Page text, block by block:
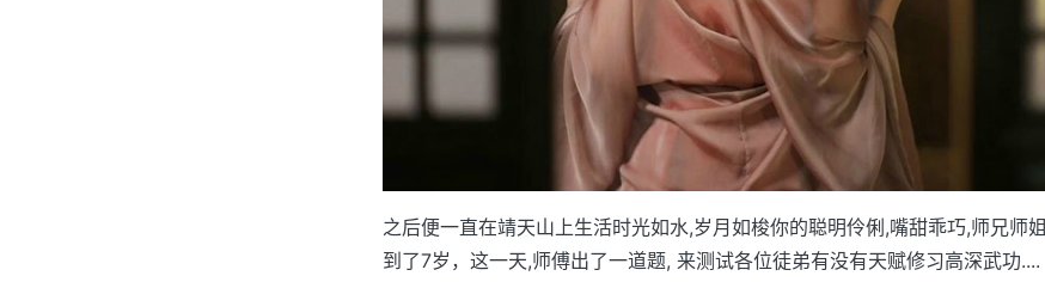
之后便一直在靖天山上生活时光如水,岁月如梭你的聪明伶俐,嘴甜乖巧,师兄师
到了7岁，这一天,师傅出了一道题, 来测试各位徒弟有没有天赋修习高深武功....